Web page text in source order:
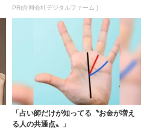
PR(合同会社デジタルファーム )
「占い師だけが知ってる〝お金が増え
る人の共通点〟」